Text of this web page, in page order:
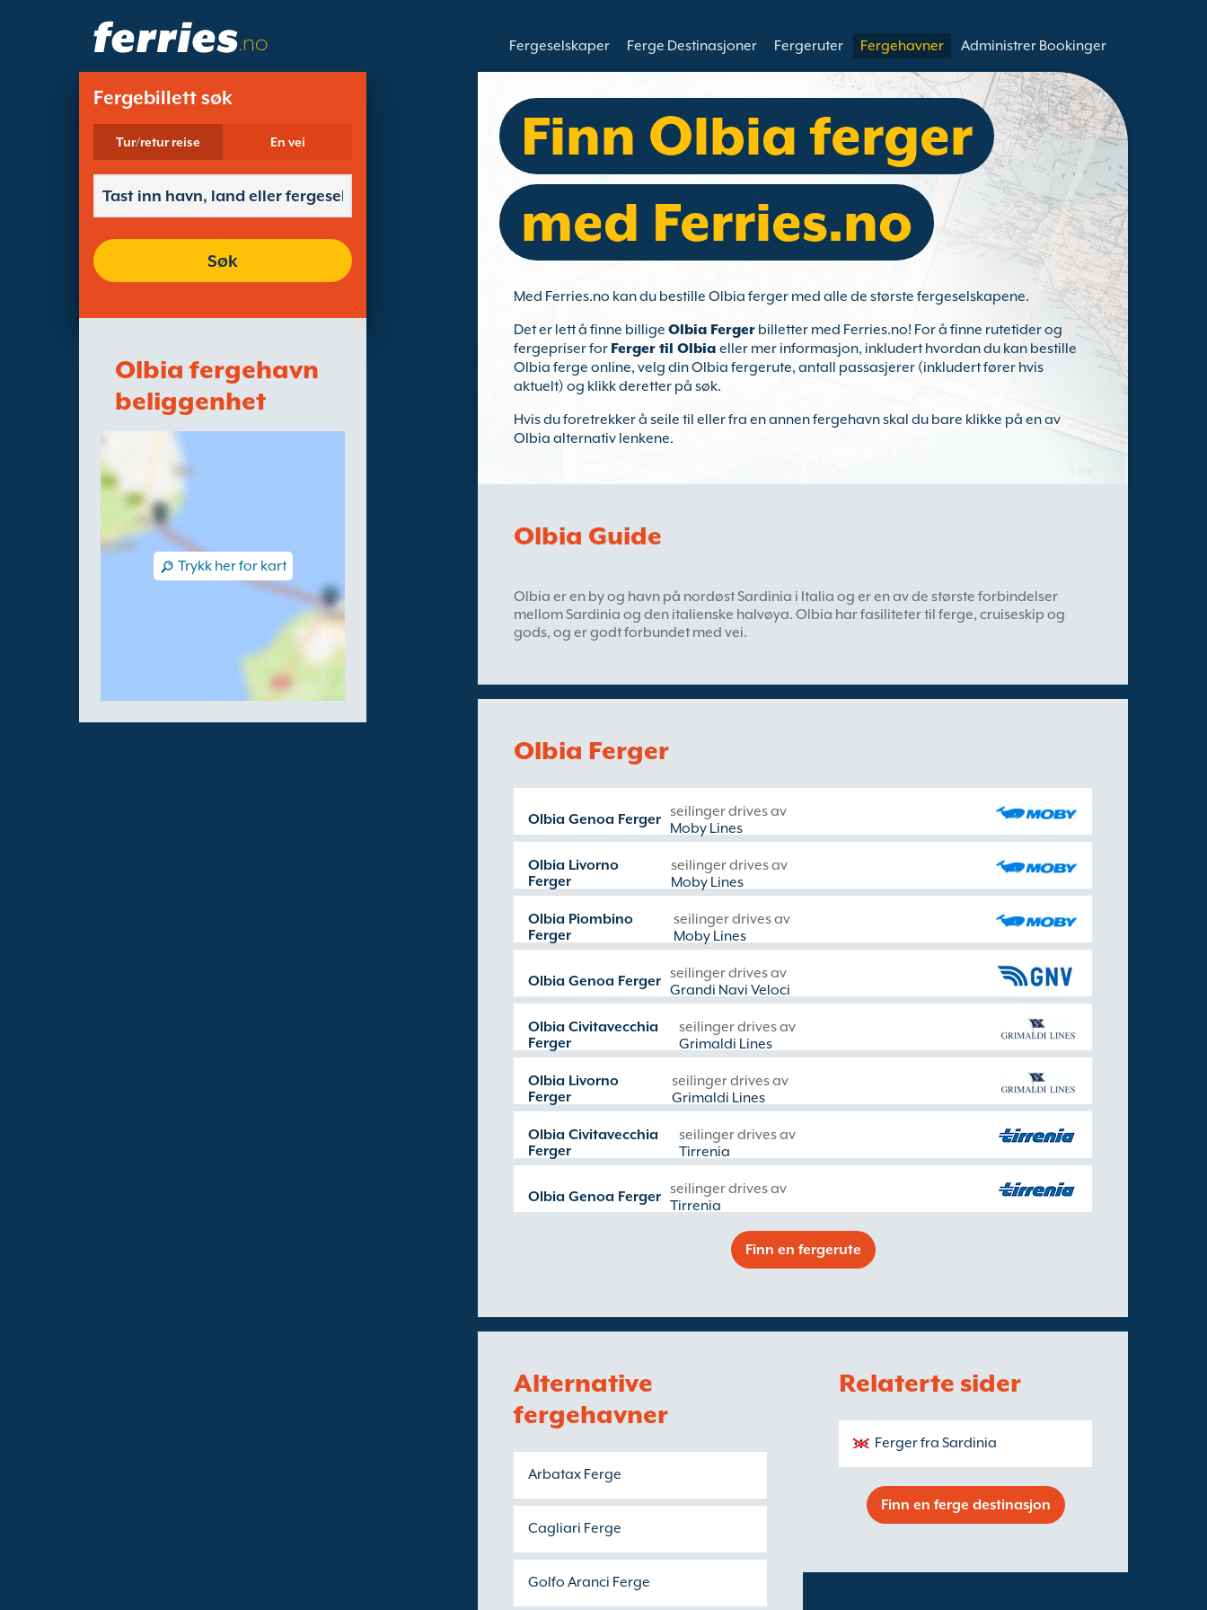
.no Fergeselskaper Ferge Destinasjoner Fergeruter Fergehavner Administrer Bookinger
Fergebillett søk
Tur/retur reise En vei
Søk
Olbia fergehavn
beliggenhet
Trykk her for kart
Finn Olbia ferger
med Ferries.no
Med Ferries.no kan du bestille Olbia ferger med alle de største fergeselskapene.
Det er lett å finne billige Olbia Ferger billetter med Ferries.no! For å finne rutetider og
fergepriser for Ferger til Olbia eller mer informasjon, inkludert hvordan du kan bestille
Olbia ferge online, velg din Olbia fergerute, antall passasjerer (inkludert fører hvis
aktuelt) og klikk deretter på søk.
Hvis du foretrekker å seile til eller fra en annen fergehavn skal du bare klikke på en av
Olbia alternativ lenkene.
Olbia Guide
Olbia er en by og havn på nordøst Sardinia i Italia og er en av de største forbindelser
mellom Sardinia og den italienske halvøya. Olbia har fasiliteter til ferge, cruiseskip og
gods, og er godt forbundet med vei.
Olbia Ferger
Olbia Genoa Ferger seilinger drives av
Moby Lines
Olbia Livorno
Ferger
seilinger drives av
Moby Lines
Olbia Piombino
Ferger
seilinger drives av
Moby Lines
Olbia Genoa Ferger seilinger drives av
Grandi Navi Veloci
Olbia Civitavecchia
Ferger
seilinger drives av
Grimaldi Lines
Olbia Livorno
Ferger
seilinger drives av
Grimaldi Lines
Olbia Civitavecchia
Ferger
seilinger drives av
Tirrenia
Olbia Genoa Ferger seilinger drives av
Tirrenia
Finn en fergerute
Alternative
fergehavner
Arbatax Ferge
Cagliari Ferge
Golfo Aranci Ferge
Relaterte sider
Ferger fra Sardinia
Finn en ferge destinasjon